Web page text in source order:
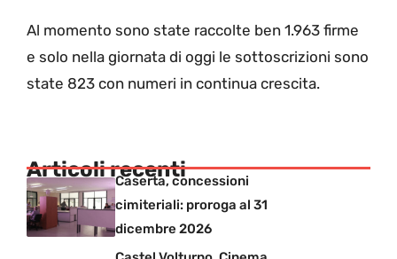
Al momento sono state raccolte ben 1.963 firme
e solo nella giornata di oggi le sottoscrizioni sono
state 823 con numeri in continua crescita.
Articoli recenti
Caserta, concessioni
cimiteriali: proroga al 31
dicembre 2026